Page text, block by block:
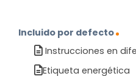
Incluido por defecto
Instrucciones en
Etiqueta energética